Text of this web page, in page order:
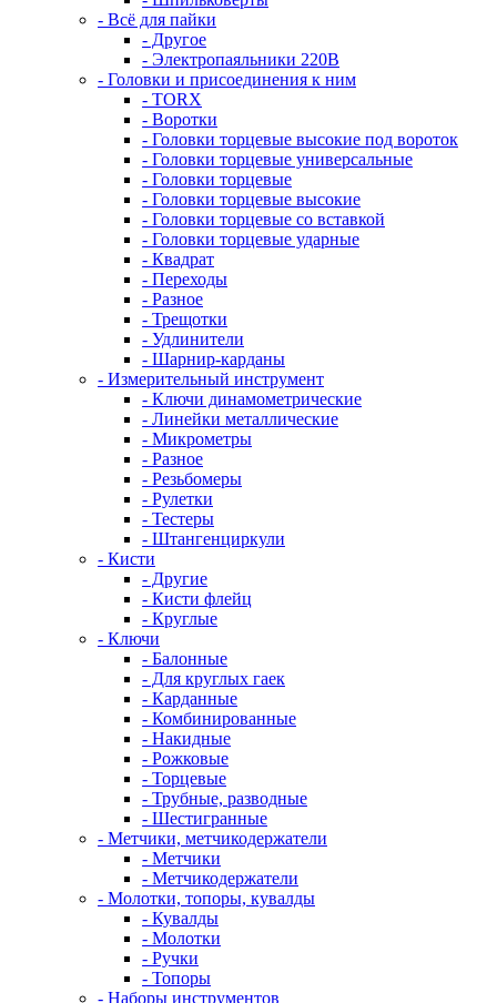
- Всё для пайки
- Другое
- Электропаяльники 220В
- Головки и присоединения к ним
- TORX
- Воротки
- Головки торцевые высокие под вороток
- Головки торцевые универсальные
- Головки торцевые
- Головки торцевые высокие
- Головки торцевые со вставкой
- Головки торцевые ударные
- Квадрат
- Переходы
- Разное
- Трещотки
- Удлинители
- Шарнир-карданы
- Измерительный инструмент
- Ключи динамометрические
- Линейки металлические
- Микрометры
- Разное
- Резьбомеры
- Рулетки
- Тестеры
- Штангенциркули
- Кисти
- Другие
- Кисти флейц
- Круглые
- Ключи
- Балонные
- Для круглых гаек
- Карданные
- Комбинированные
- Накидные
- Рожковые
- Торцевые
- Трубные, разводные
- Шестигранные
- Метчики, метчикодержатели
- Метчики
- Метчикодержатели
- Молотки, топоры, кувалды
- Кувалды
- Молотки
- Ручки
- Топоры
- Наборы инструментов